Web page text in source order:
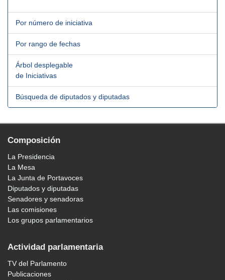
Por número de iniciativa
Por rango de fechas
Árbol desplegable
de Iniciativas
Búsqueda de diputados y diputadas
Composición
La Presidencia
La Mesa
La Junta de Portavoces
Diputados y diputadas
Senadores y senadoras
Las comisiones
Los grupos parlamentarios
Actividad parlamentaria
TV del Parlamento
Publicaciones